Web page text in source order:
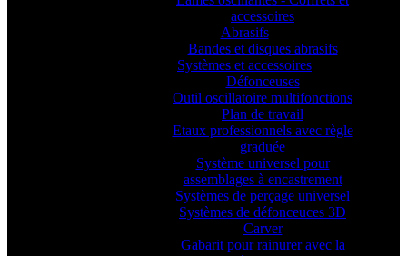
accessoires
Abrasifs
Bandes et disques abrasifs
Systèmes et accessoires
Défonceuses
Outil oscillatoire multifonctions
Plan de travail
Etaux professionnels avec règle
graduée
Système universel pour
assemblages à encastrement
Systèmes de perçage universel
Systèmes de défonceuces 3D
Carver
Gabarit pour rainurer avec la